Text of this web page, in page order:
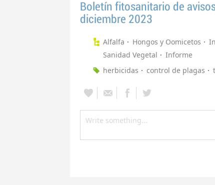
Boletín fitosanitario de
diciembre 2023
Alfalfa Hongos y Oomicetos
Sanidad Vegetal
Informe
herbicidas
control de plagas